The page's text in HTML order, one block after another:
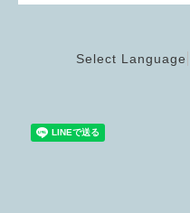
Select Language